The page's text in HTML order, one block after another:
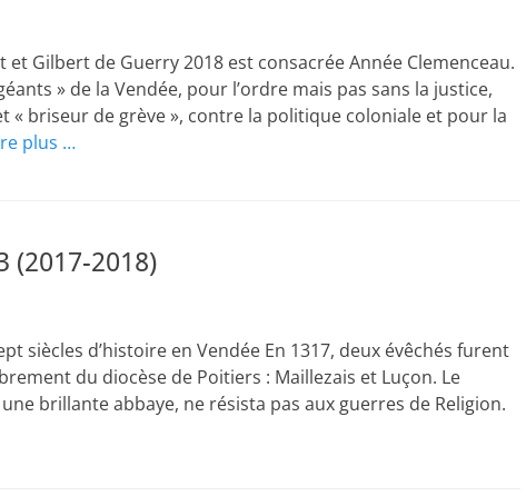
et Gilbert de Guerry 2018 est consacrée Année Clemenceau.
» de la Vendée, pour l’ordre mais pas sans la justice,
« briseur de grève », contre la politique coloniale et pour la
plus …
(2017-2018)
siècles d’histoire en Vendée En 1317, deux évêchés furent
du diocèse de Poitiers : Maillezais et Luçon. Le
brillante abbaye, ne résista pas aux guerres de Religion.